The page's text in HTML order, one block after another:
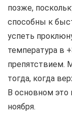
позже,
способны к
успеть
температура в
препятствием.
тогда, когда
В основном это
ноября.